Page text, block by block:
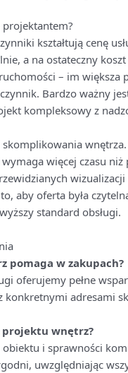
projektantem?
kształtują cenę
a na ostateczny
– im większa
Bardzo ważny
kompleksowy z
więcej czasu
aby oferta była
standard obsługi.
pomaga w zakupach?
oferujemy pełne
konkretnymi adresami
projektu wnętrz?
obiektu i sprawności
uwzględniając